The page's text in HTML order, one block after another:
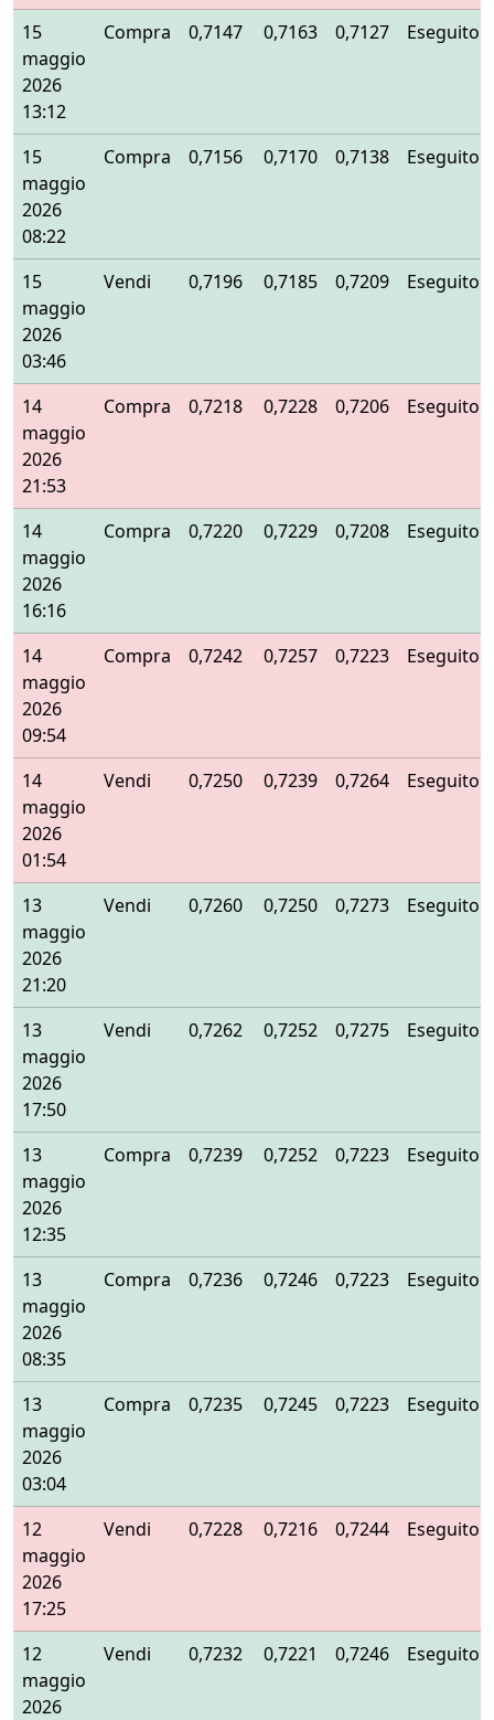
15
maggio
2026
13:12
Compra 0,7147 0,7163 0,7127 Eseguito
15
maggio
2026
08:22
Compra 0,7156 0,7170 0,7138 Eseguito
15
maggio
2026
03:46
Vendi 0,7196 0,7185 0,7209 Eseguito
14
maggio
2026
21:53
Compra 0,7218 0,7228 0,7206 Eseguito
14
maggio
2026
16:16
Compra 0,7220 0,7229 0,7208 Eseguito
14
maggio
2026
09:54
Compra 0,7242 0,7257 0,7223 Eseguito
14
maggio
2026
01:54
Vendi 0,7250 0,7239 0,7264 Eseguito
13
maggio
2026
21:20
Vendi 0,7260 0,7250 0,7273 Eseguito
13
maggio
2026
17:50
Vendi 0,7262 0,7252 0,7275 Eseguito
13
maggio
2026
12:35
Compra 0,7239 0,7252 0,7223 Eseguito
13
maggio
2026
08:35
Compra 0,7236 0,7246 0,7223 Eseguito
13
maggio
2026
03:04
Compra 0,7235 0,7245 0,7223 Eseguito
12
maggio
2026
17:25
Vendi 0,7228 0,7216 0,7244 Eseguito
12
maggio
2026
Vendi 0,7232 0,7221 0,7246 Eseguito